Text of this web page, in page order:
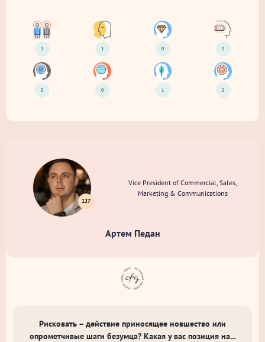
1 1 0 0
0 0 1 0
127
Vice President of Commercial, Sales,
Marketing & Communications
Артем Педан
Рисковать – действие приносящее новшество или
опрометчивые шаги безумца? Какая у вас позиция на...